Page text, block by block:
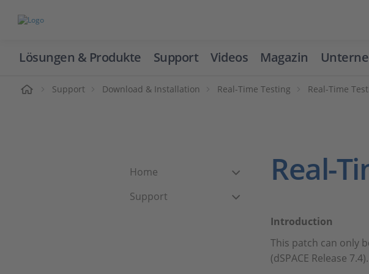
Lösungen & Produkte Support Videos Magazin
Support Download & Installation Real-Time Testing Real-Time
Home
Support
Real-
Introduction
This patch can only
(dSPACE Release 7.4).